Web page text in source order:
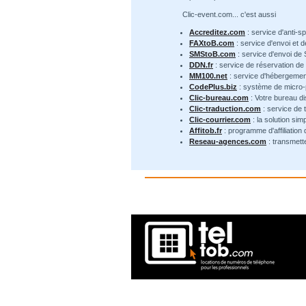
Clic-event.com... c'est aussi
Accreditez.com : service d'anti-
FAXtoB.com : service d'envoi et
SMStoB.com : service d'envoi de
DDN.fr : service de réservation
MM100.net : service
CodePlus.biz : système de
Clic-bureau.com : Votre bureau
Clic-traduction.com : service de
Clic-courrier.com : la solution
Affitob.fr : programme d'affiliation
Reseau-agences.com :